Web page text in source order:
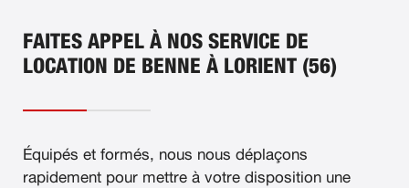
FAITES APPEL À NOS SERVICE DE
LOCATION DE BENNE À LORIENT (56)
Équipés et formés, nous nous déplaçons
rapidement pour mettre à votre disposition une